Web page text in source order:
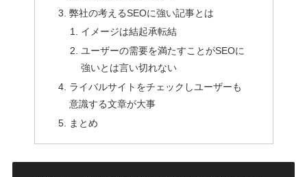
弊社の考えるSEOに強い記事とは
イメージは結起承転結
ユーザーの需要を満たすことがSEOに
強いとは言い切れない
ライバルサイトをチェックしユーザーも
意識する文章が大事
まとめ